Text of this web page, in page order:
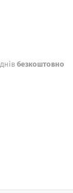
безкоштовно